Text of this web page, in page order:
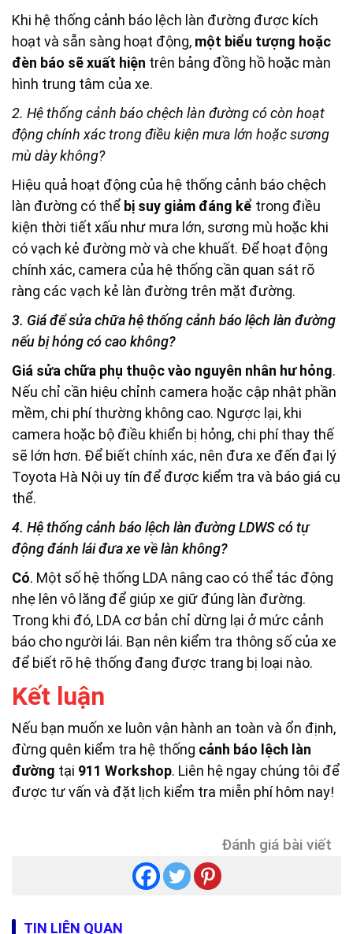
Khi hệ thống cảnh báo lệch làn đường được kích
hoạt và sẵn sàng hoạt động, một biểu tượng hoặc
đèn báo sẽ xuất hiện trên bảng đồng hồ hoặc màn
hình trung tâm của xe.
2. Hệ thống cảnh báo chệch làn đường có còn hoạt
động chính xác trong điều kiện mưa lớn hoặc sương
mù dày không?
Hiệu quả hoạt động của hệ thống cảnh báo chệch
làn đường có thể bị suy giảm đáng kể trong điều
kiện thời tiết xấu như mưa lớn, sương mù hoặc khi
có vạch kẻ đường mờ và che khuất. Để hoạt động
chính xác, camera của hệ thống cần quan sát rõ
ràng các vạch kẻ làn đường trên mặt đường.
3. Giá để sửa chữa hệ thống cảnh báo lệch làn đường
nếu bị hỏng có cao không?
Giá sửa chữa phụ thuộc vào nguyên nhân hư hỏng.
Nếu chỉ cần hiệu chỉnh camera hoặc cập nhật phần
mềm, chi phí thường không cao. Ngược lại, khi
camera hoặc bộ điều khiển bị hỏng, chi phí thay thế
sẽ lớn hơn. Để biết chính xác, nên đưa xe đến đại lý
Toyota Hà Nội uy tín để được kiểm tra và báo giá cụ
thể.
4. Hệ thống cảnh báo lệch làn đường LDWS có tự
động đánh lái đưa xe về làn không?
Có. Một số hệ thống LDA nâng cao có thể tác động
nhẹ lên vô lăng để giúp xe giữ đúng làn đường.
Trong khi đó, LDA cơ bản chỉ dừng lại ở mức cảnh
báo cho người lái. Bạn nên kiểm tra thông số của xe
để biết rõ hệ thống đang được trang bị loại nào.
Kết luận
Nếu bạn muốn xe luôn vận hành an toàn và ổn định,
đừng quên kiểm tra hệ thống cảnh báo lệch làn
đường tại 911 Workshop. Liên hệ ngay chúng tôi để
được tư vấn và đặt lịch kiểm tra miễn phí hôm nay!
Đánh giá bài viết
TIN LIÊN QUAN